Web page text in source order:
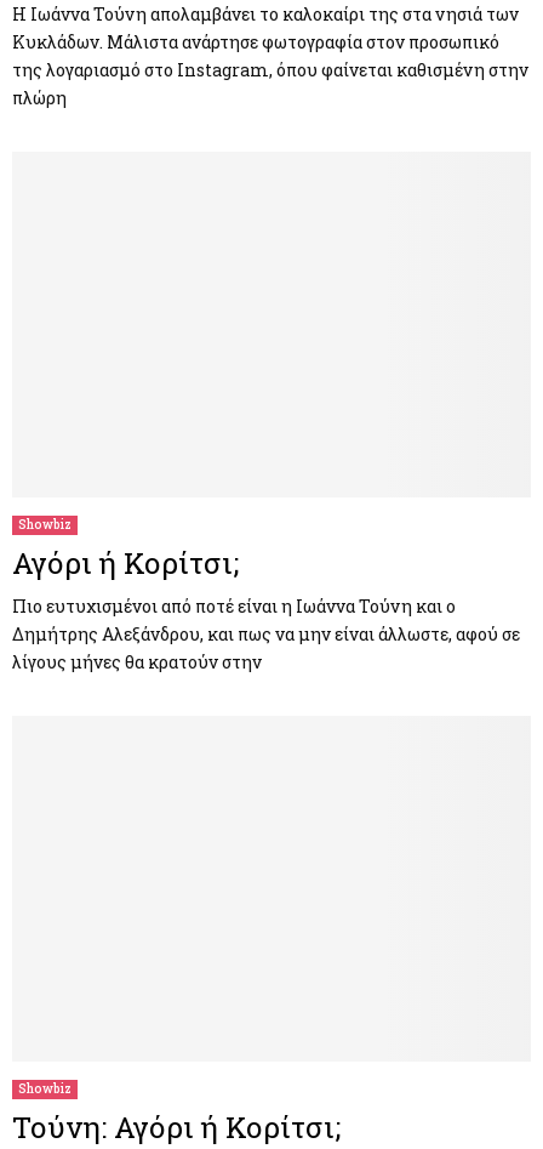
Η Ιωάννα Τούνη απολαμβάνει το καλοκαίρι της στα νησιά των
Κυκλάδων. Μάλιστα ανάρτησε φωτογραφία στον προσωπικό
της λογαριασμό στο Instagram, όπου φαίνεται καθισμένη στην
πλώρη
Showbiz
Αγόρι ή Κορίτσι;
Πιο ευτυχισμένοι από ποτέ είναι η Ιωάννα Τούνη και ο
Δημήτρης Αλεξάνδρου, και πως να μην είναι άλλωστε, αφού σε
λίγους μήνες θα κρατούν στην
Showbiz
Τούνη: Αγόρι ή Κορίτσι;